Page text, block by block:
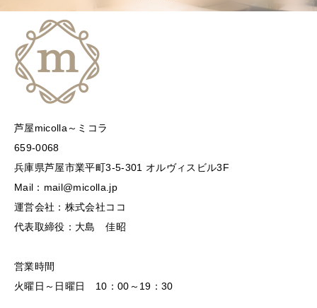
芦屋micolla～ミコラ
659-0068
兵庫県芦屋市業平町3-5-301 オルヴィスビル3F
Mail：mail@micolla.jp
運営会社：株式会社ココ
代表取締役：大島 佳昭
営業時間
火曜日～日曜日 10：00～19：30